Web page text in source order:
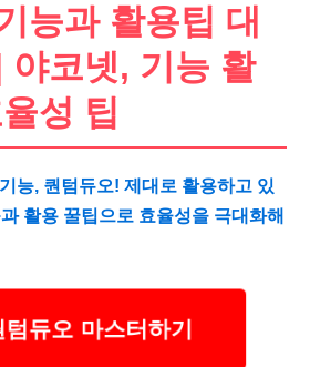
능과 활용팁 대
야코넷, 기능 활
성 팁
능, 퀀텀듀오! 제대로 활용하고 있
활용 꿀팁으로 효율성을 극대화해
듀오 마스터하기